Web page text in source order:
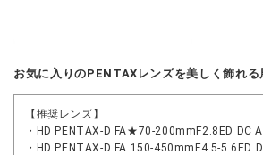
お気に入りのPENTAXレンズを美しく飾れる
【推奨レンズ】
・HD PENTAX-D FA★70-200mmF2.8ED DC
・HD PENTAX-D FA 150-450mmF4.5-5.6ED